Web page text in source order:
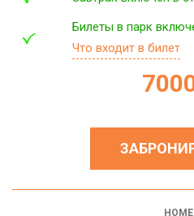
Билеты в парк
Что входит в билет